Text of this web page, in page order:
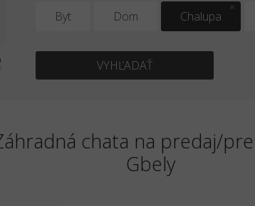
Byt Dom Chalupa
VYHĽADAŤ
chata na predaj/
Gbely